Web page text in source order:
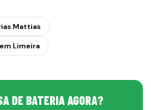
Mattias
Limeira
DE BATERIA AGORA?